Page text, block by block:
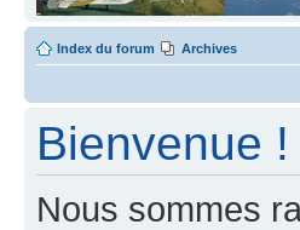
Index du forum Archives
Bienvenue !
Nous sommes